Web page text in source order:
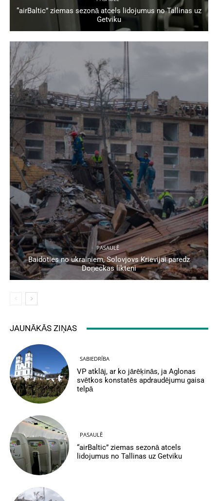
“airBaltic” ziemas sezonā atcels lidojumus no Tallinas uz
Getviku
PASAULĒ
Baidoties no ukraiņiem, Solovjovs Krievijai paredz
Doņeckas likteni
JAUNĀKĀS ZIŅAS
SABIEDRĪBA
VP atklāj, ar ko jārēķinās, ja Aglonas
svētkos konstatēs apdraudējumu gaisa
telpā
PASAULĒ
“airBaltic” ziemas sezonā atcels
lidojumus no Tallinas uz Getviku